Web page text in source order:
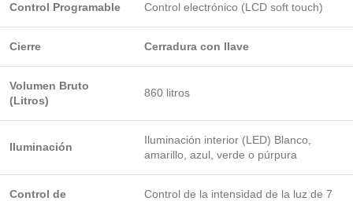
Control Programable Control electrónico (LCD soft touch)
Cierre Cerradura con llave
Volumen Bruto
(Litros)
860 litros
Iluminación
Iluminación interior (LED) Blanco,
amarillo, azul, verde o púrpura
Control de
Control de la intensidad de la luz de 7